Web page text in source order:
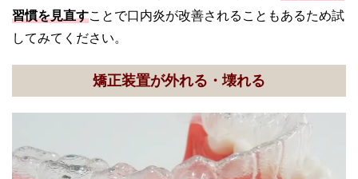
習慣を見直すことで口内炎が改善されることもあるため試
してみてください。
矯正装置が外れる・壊れる